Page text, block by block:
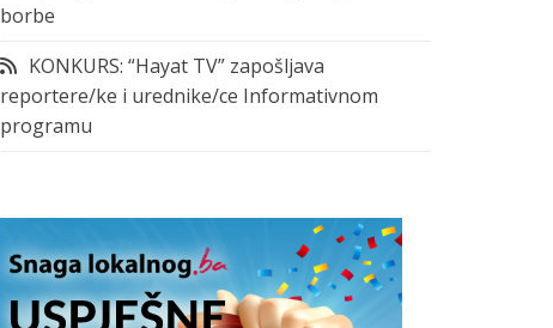
borbe
KONKURS: “Hayat TV” zapošljava
reportere/ke i urednike/ce Informativnom
programu